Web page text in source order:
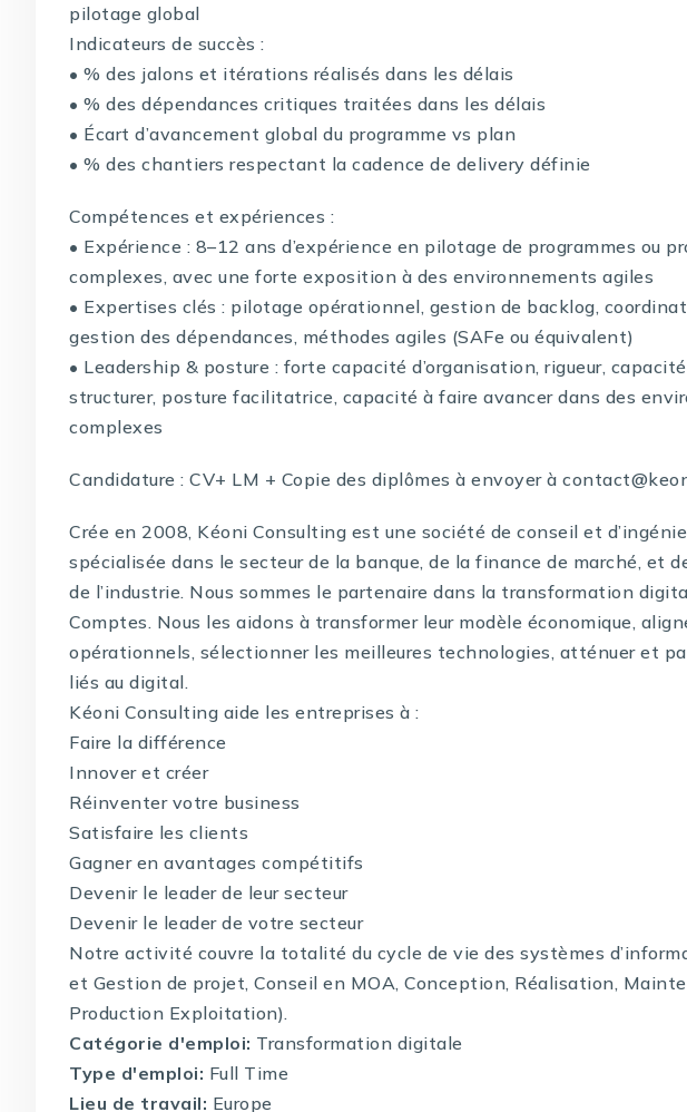
pilotage global
Indicateurs de succès :
• % des jalons et itérations réalisés dans les délais
• % des dépendances critiques traitées dans les délais
• Écart d’avancement global du programme vs plan
• % des chantiers respectant la cadence de delivery définie
Compétences et expériences :
• Expérience : 8–12 ans d’expérience en pilotage de programmes ou
complexes, avec une forte exposition à des environnements agiles
• Expertises clés : pilotage opérationnel, gestion de backlog,
gestion des dépendances, méthodes agiles (SAFe ou équivalent)
• Leadership & posture : forte capacité d’organisation, rigueur,
structurer, posture facilitatrice, capacité à faire avancer dans des
complexes
Candidature : CV+ LM + Copie des diplômes à envoyer à
Crée en 2008, Kéoni Consulting est une société de conseil et
spécialisée dans le secteur de la banque, de la finance de marché, et
de l’industrie. Nous sommes le partenaire dans la transformation
Comptes. Nous les aidons à transformer leur modèle économique,
opérationnels, sélectionner les meilleures technologies, atténuer et
liés au digital.
Kéoni Consulting aide les entreprises à :
Faire la différence
Innover et créer
Réinventer votre business
Satisfaire les clients
Gagner en avantages compétitifs
Devenir le leader de leur secteur
Devenir le leader de votre secteur
Notre activité couvre la totalité du cycle de vie des systèmes
et Gestion de projet, Conseil en MOA, Conception, Réalisation,
Production Exploitation).
Catégorie d'emploi: Transformation digitale
Type d'emploi: Full Time
Lieu de travail: Europe